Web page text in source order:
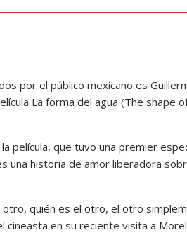
por el público mexicano es
La forma del agua (The shape
película, que tuvo una premier
una historia de amor liberadora
otro, quién es el otro, el otro
cineasta en su reciente visita a